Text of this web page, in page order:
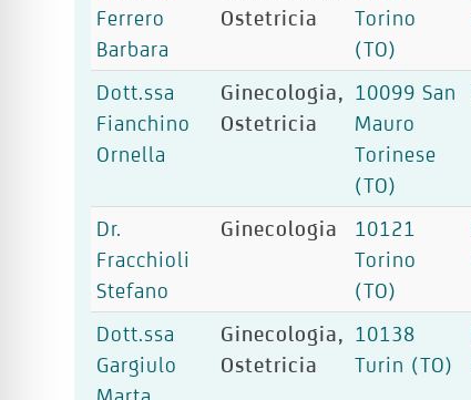
Ferrero
Barbara
Ostetricia
Torino
(TO)
Dott.ssa
Fianchino
Ornella
Ginecologia,
Ostetricia
10099 San
Mauro
Torinese
(TO)
Dr.
Fracchioli
Stefano
Ginecologia
10121
Torino
(TO)
Dott.ssa
Gargiulo
Ginecologia,
Ostetricia
10138
Turin (TO)